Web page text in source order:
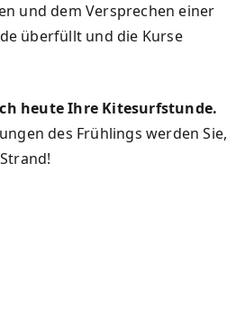
und dem Versprechen einer
überfüllt und die Kurse
heute Ihre Kitesurfstunde.
des Frühlings werden Sie,